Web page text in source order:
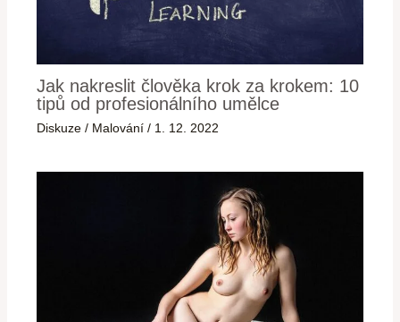
Jak nakreslit člověka krok za krokem: 10
tipů od profesionálního umělce
Diskuze / Malování / 1. 12. 2022